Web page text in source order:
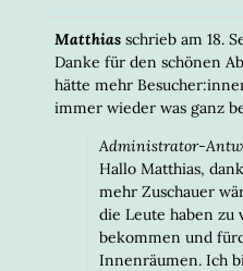
Matthias schrieb am 18.
Danke für den schönen
hätte mehr
immer wieder was ganz
Administrator-
Hallo Matthias,
mehr Zuschauer
die Leute haben zu
bekommen und
Innenräumen. Ich